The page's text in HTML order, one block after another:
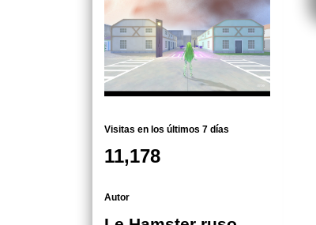
Visitas en los últimos 7 días
11,178
Autor